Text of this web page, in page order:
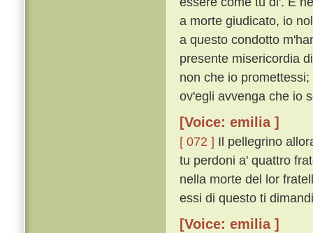
a morte giudicato, io
a questo condotto
presente misericordia
non che io
ov'egli avvenga che io
[Voice: emilia ]
[ 072 ] Il pellegrino
tu perdoni a' quattro
nella morte del lor
essi di questo ti
[Voice: emilia ]